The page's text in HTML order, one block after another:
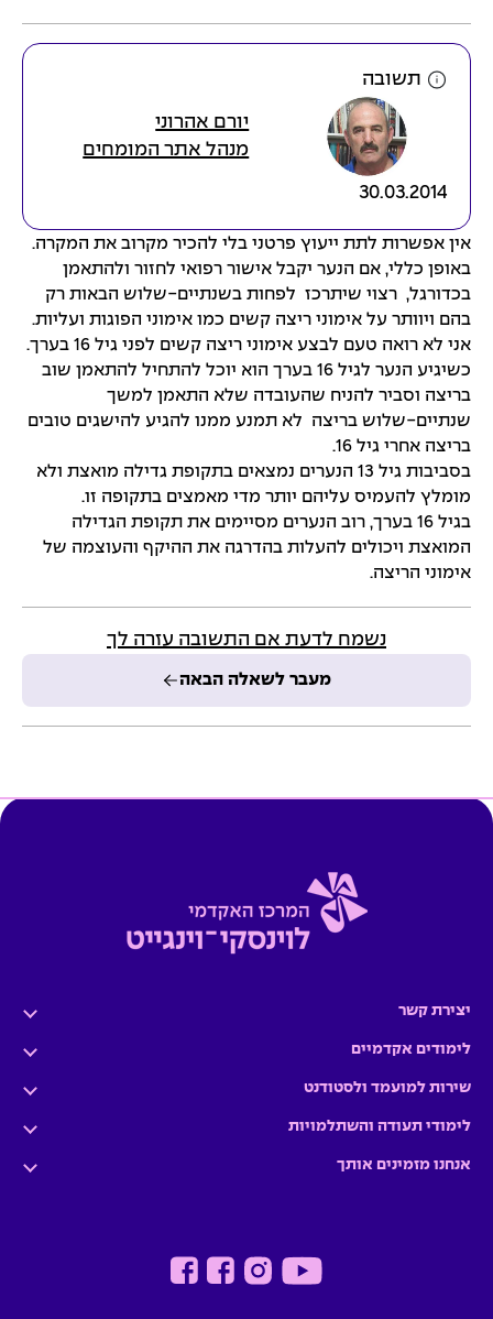
תשובה
יורם אהרוני
מנהל אתר המומחים
30.03.2014
אין אפשרות לתת ייעוץ פרטני בלי להכיר מקרוב את המקרה.
באופן כללי, אם הנער יקבל אישור רפואי לחזור ולהתאמן
בכדורגל, רצוי שיתרכז לפחות בשנתיים-שלוש הבאות רק
בהם ויוותר על אימוני ריצה קשים כמו אימוני הפוגות ועליות.
אני לא רואה טעם לבצע אימוני ריצה קשים לפני גיל 16 בערך.
כשיגיע הנער לגיל 16 בערך הוא יוכל להתחיל להתאמן שוב
בריצה וסביר להניח שהעובדה שלא התאמן למשך
שנתיים-שלוש בריצה לא תמנע ממנו להגיע להישגים טובים
בריצה אחרי גיל 16.
בסביבות גיל 13 הנערים נמצאים בתקופת גדילה מואצת ולא
מומלץ להעמיס עליהם יותר מדי מאמצים בתקופה זו.
בגיל 16 בערך, רוב הנערים מסיימים את תקופת הגדילה
המואצת ויכולים להעלות בהדרגה את ההיקף והעוצמה של
אימוני הריצה.
נשמח לדעת אם התשובה עזרה לך
מעבר לשאלה הבאה
יצירת קשר
לימודים אקדמיים
שירות למועמד ולסטודנט
לימודי תעודה והשתלמויות
אנחנו מזמינים אותך